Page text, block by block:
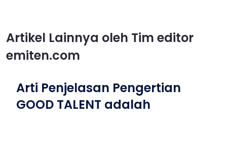
Artikel Lainnya oleh Tim editor
emiten.com
Arti Penjelasan Pengertian
GOOD TALENT adalah